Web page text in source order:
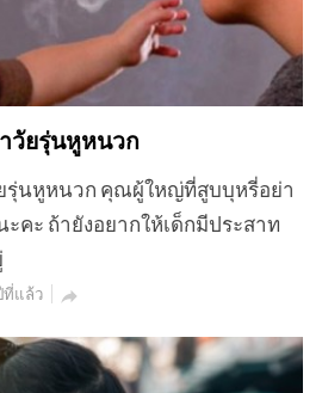
วัยรุ่นหูหนวก
รุ่นหูหนวก คุณผู้ใหญ่ที่สูบบุหรี่อย่า
ะคะ ถ้ายังอยากให้เด็กมีประสาท
ที่แล้ว 